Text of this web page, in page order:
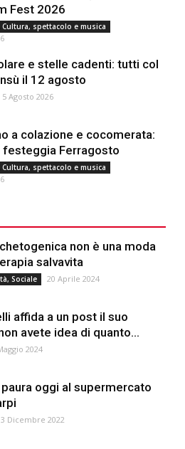
Fest 2026
Cultura, spettacolo e musica
e stelle cadenti: tutti col
il 12 agosto
5 Agosto 2026
a colazione e cocomerata:
festeggia Ferragosto
Cultura, spettacolo e musica
non è una moda
salvavita
Sociale 20 Aprile 2024
affida a un post il suo
avete idea di quanto...
2024
oggi al supermercato
Dicembre 2022